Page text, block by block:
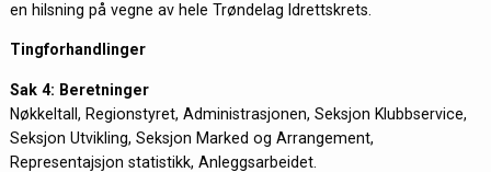
en hilsning på vegne av hele Trøndelag Idrettskrets.
Tingforhandlinger
Sak 4: Beretninger
Nøkkeltall, Regionstyret, Administrasjonen, Seksjon Klubbservice,
Seksjon Utvikling, Seksjon Marked og Arrangement,
Representajsjon statistikk, Anleggsarbeidet.